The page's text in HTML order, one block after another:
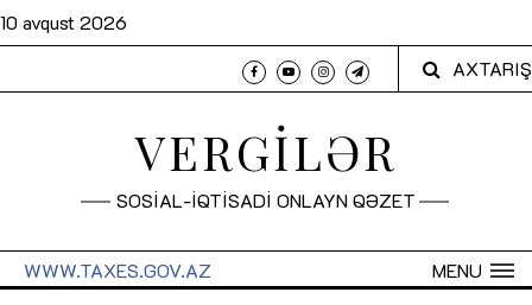
10 avqust 2026
AXTARIŞ
VERGİLƏR
SOSİAL-İQTİSADİ ONLAYN QƏZET
MENU
WWW.TAXES.GOV.AZ